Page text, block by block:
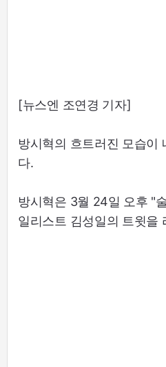
[뉴스엔 조연경 기자]
방시혁의 흐트러진 모습이
다.
방시혁은 3월 24일 오후 "
일리스트 김성일의 트윗을